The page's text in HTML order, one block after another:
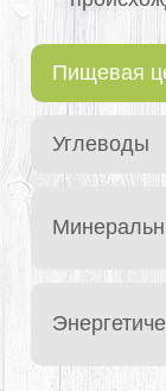
Пищевая
Углеводы